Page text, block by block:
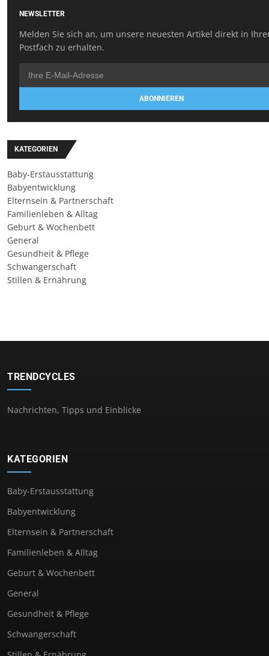
NEWSLETTER
Melden Sie sich an, um unsere neuesten Artikel direkt in
Postfach zu erhalten.
ABONNIEREN
KATEGORIEN
Baby-Erstausstattung
Babyentwicklung
Elternsein & Partnerschaft
Familienleben & Alltag
Geburt & Wochenbett
General
Gesundheit & Pflege
Schwangerschaft
Stillen & Ernährung
TRENDCYCLES
Nachrichten, Tipps und Einblicke
KATEGORIEN
Baby-Erstausstattung
Babyentwicklung
Elternsein & Partnerschaft
Familienleben & Alltag
Geburt & Wochenbett
General
Gesundheit & Pflege
Schwangerschaft